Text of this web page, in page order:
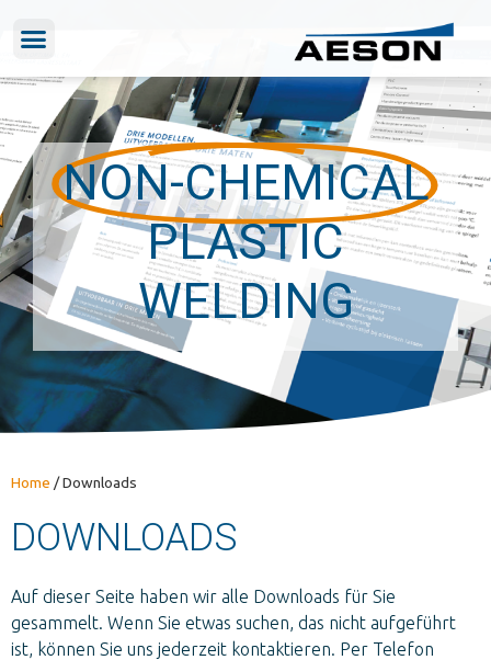
NON-CHEMICAL
PLASTIC
WELDING
Home /Downloads
DOWNLOADS
Auf dieser Seite haben wir alle Downloads für Sie
gesammelt. Wenn Sie etwas suchen, das nicht aufgeführt
ist, können Sie uns jederzeit kontaktieren. Per Telefon